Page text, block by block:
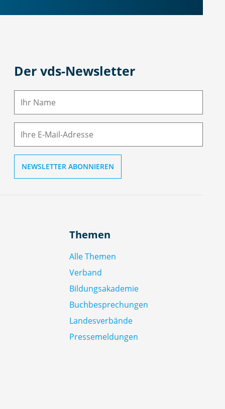
Der vds-Newsletter
N
M
Themen
Alle Themen
Verband
Bildungsakademie
Buchbesprechungen
Landesverbände
Pressemeldungen